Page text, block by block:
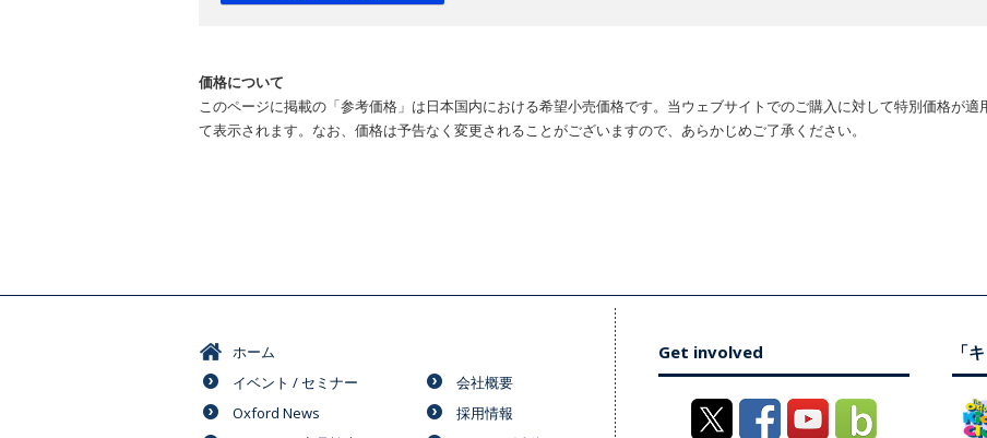
価格について
このページに掲載の「参考価格」は日本国内における希望小売価格です。当ウェブサイトでのご購入に対して特別価格が
て表示されます。なお、価格は予告なく変更されることがございますので、あらかじめご了承ください。
ホーム
イベント / セミナー
Oxford News
会社概要
採用情報
Get involved 「